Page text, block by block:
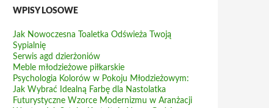
WPISY LOSOWE
Jak Nowoczesna Toaletka Odświeża Twoją
Sypialnię
Serwis agd dzierżoniów
Meble młodzieżowe piłkarskie
Psychologia Kolorów w Pokoju Młodzieżowym:
Jak Wybrać Idealną Farbę dla Nastolatka
Futurystyczne Wzorce Modernizmu w Aranżacji